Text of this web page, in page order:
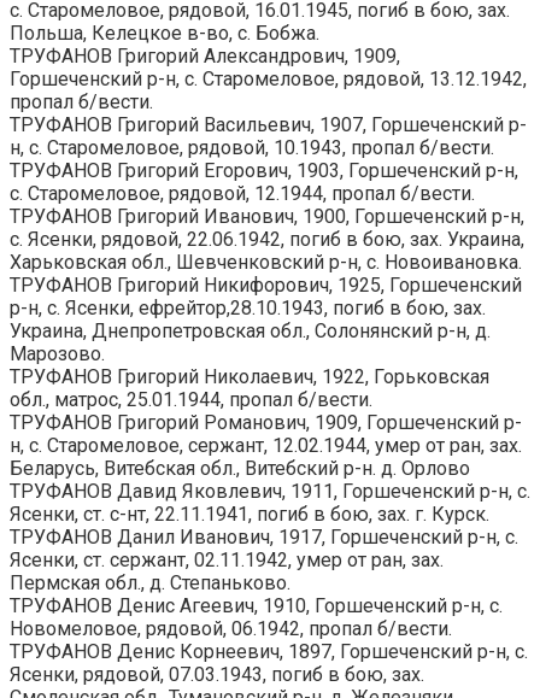
с. Старомеловое, рядовой, 16.01.1945, погиб в бою, зах.
Польша, Келецкое в-во, с. Бобжа.
ТРУФАНОВ Григорий Александрович, 1909,
Горшеченский р-н, с. Старомеловое, рядовой, 13.12.1942,
пропал б/вести.
ТРУФАНОВ Григорий Васильевич, 1907, Горшеченский р-
н, с. Старомеловое, рядовой, 10.1943, пропал б/вести.
ТРУФАНОВ Григорий Егорович, 1903, Горшеченский р-н,
с. Старомеловое, рядовой, 12.1944, пропал б/вести.
ТРУФАНОВ Григорий Иванович, 1900, Горшеченский р-н,
с. Ясенки, рядовой, 22.06.1942, погиб в бою, зах. Украина,
Харьковская обл., Шевченковский р-н, с. Новоивановка.
ТРУФАНОВ Григорий Никифорович, 1925, Горшеченский
р-н, с. Ясенки, ефрейтор,28.10.1943, погиб в бою, зах.
Украина, Днепропетровская обл., Солонянский р-н, д.
Марозово.
ТРУФАНОВ Григорий Николаевич, 1922, Горьковская
обл., матрос, 25.01.1944, пропал б/вести.
ТРУФАНОВ Григорий Романович, 1909, Горшеченский р-
н, с. Старомеловое, сержант, 12.02.1944, умер от ран, зах.
Беларусь, Витебская обл., Витебский р-н. д. Орлово
ТРУФАНОВ Давид Яковлевич, 1911, Горшеченский р-н, с.
Ясенки, ст. с-нт, 22.11.1941, погиб в бою, зах. г. Курск.
ТРУФАНОВ Данил Иванович, 1917, Горшеченский р-н, с.
Ясенки, ст. сержант, 02.11.1942, умер от ран, зах.
Пермская обл., д. Степаньково.
ТРУФАНОВ Денис Агеевич, 1910, Горшеченский р-н, с.
Новомеловое, рядовой, 06.1942, пропал б/вести.
ТРУФАНОВ Денис Корнеевич, 1897, Горшеченский р-н, с.
Ясенки, рядовой, 07.03.1943, погиб в бою, зах.